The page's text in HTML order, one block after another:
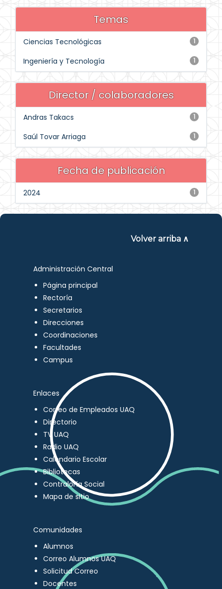
Temas
1
Ciencias Tecnológicas
1
Ingeniería y Tecnología
Director / colaboradores
1
Andras Takacs
1
Saúl Tovar Arriaga
Fecha de publicación
1
2024
Volver arriba ∧
Administración Central
Página principal
Rectoría
Secretarios
Direcciones
Coordinaciones
Facultades
Campus
Enlaces
Correo de Empleados UAQ
Directorio
TV UAQ
Radio UAQ
Calendario Escolar
Bibliotecas
Contraloría Social
Mapa de sitio
Comunidades
Alumnos
Correo Alumnos UAQ
Solicitud Correo
Docentes